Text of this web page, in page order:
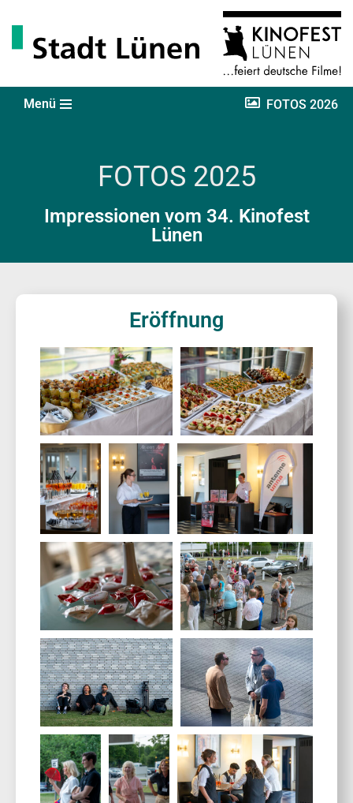
Zum
Inhalt
Menü
FOTOS 2026
FOTOS 2025
Impressionen vom 34. Kinofest
Lünen
Eröffnung